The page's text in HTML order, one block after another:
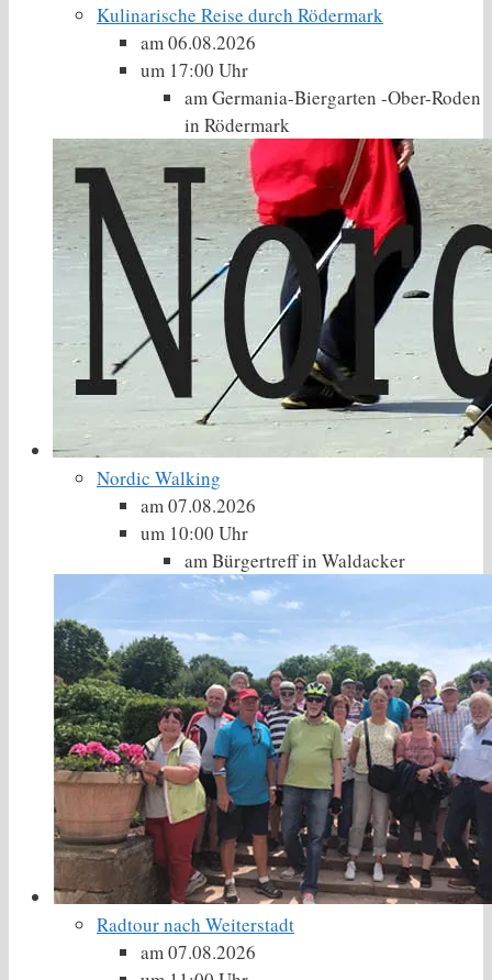
Kulinarische Reise durch Rödermark
am 06.08.2026
um 17:00 Uhr
am Germania-Biergarten -Ober-Roden
in Rödermark
Nordic Walking
am 07.08.2026
um 10:00 Uhr
am Bürgertreff in Waldacker
Radtour nach Weiterstadt
am 07.08.2026